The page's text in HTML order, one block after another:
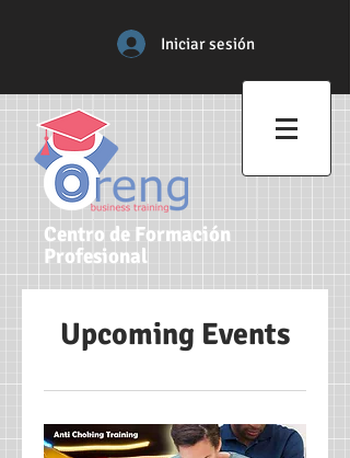
Centro de Formación
Profesional
Iniciar sesión
Upcoming Events